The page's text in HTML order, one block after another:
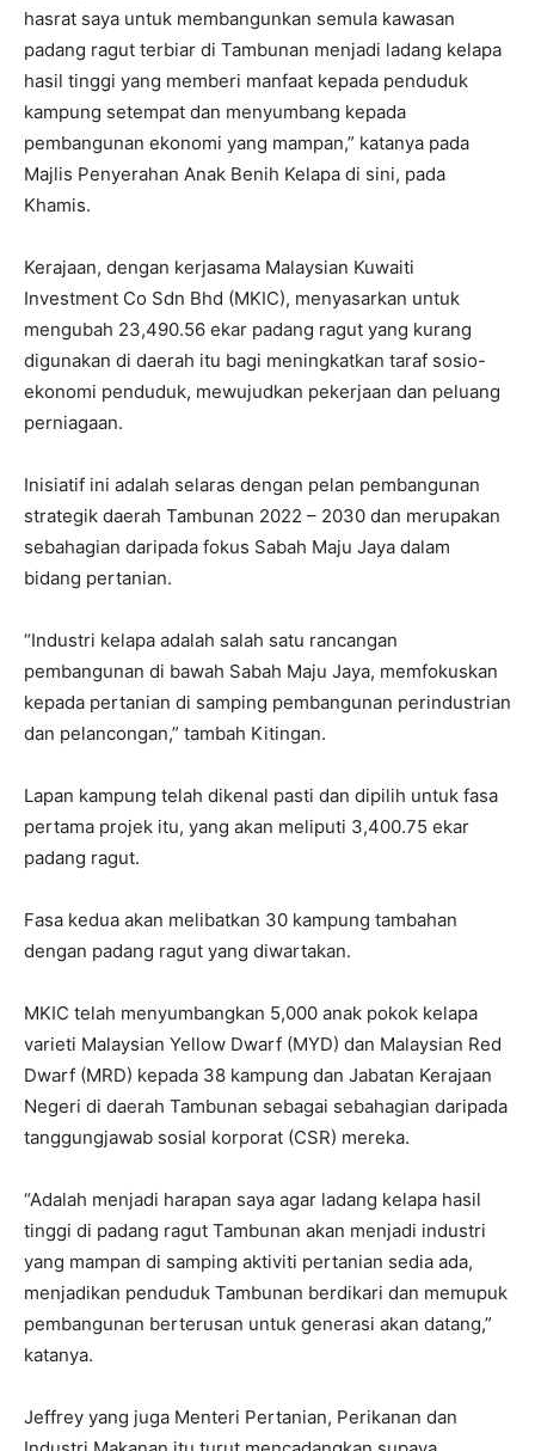
hasrat saya untuk membangunkan semula kawasan
padang ragut terbiar di Tambunan menjadi ladang kelapa
hasil tinggi yang memberi manfaat kepada penduduk
kampung setempat dan menyumbang kepada
pembangunan ekonomi yang mampan,” katanya pada
Majlis Penyerahan Anak Benih Kelapa di sini, pada
Khamis.
Kerajaan, dengan kerjasama Malaysian Kuwaiti
Investment Co Sdn Bhd (MKIC), menyasarkan untuk
mengubah 23,490.56 ekar padang ragut yang kurang
digunakan di daerah itu bagi meningkatkan taraf sosio-
ekonomi penduduk, mewujudkan pekerjaan dan peluang
perniagaan.
Inisiatif ini adalah selaras dengan pelan pembangunan
strategik daerah Tambunan 2022 – 2030 dan merupakan
sebahagian daripada fokus Sabah Maju Jaya dalam
bidang pertanian.
“Industri kelapa adalah salah satu rancangan
pembangunan di bawah Sabah Maju Jaya, memfokuskan
kepada pertanian di samping pembangunan perindustrian
dan pelancongan,” tambah Kitingan.
Lapan kampung telah dikenal pasti dan dipilih untuk fasa
pertama projek itu, yang akan meliputi 3,400.75 ekar
padang ragut.
Fasa kedua akan melibatkan 30 kampung tambahan
dengan padang ragut yang diwartakan.
MKIC telah menyumbangkan 5,000 anak pokok kelapa
varieti Malaysian Yellow Dwarf (MYD) dan Malaysian Red
Dwarf (MRD) kepada 38 kampung dan Jabatan Kerajaan
Negeri di daerah Tambunan sebagai sebahagian daripada
tanggungjawab sosial korporat (CSR) mereka.
“Adalah menjadi harapan saya agar ladang kelapa hasil
tinggi di padang ragut Tambunan akan menjadi industri
yang mampan di samping aktiviti pertanian sedia ada,
menjadikan penduduk Tambunan berdikari dan memupuk
pembangunan berterusan untuk generasi akan datang,”
katanya.
Jeffrey yang juga Menteri Pertanian, Perikanan dan